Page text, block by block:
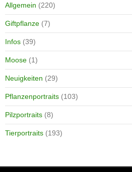
Allgemein (220)
Giftpflanze (7)
Infos (39)
Moose (1)
Neuigkeiten (29)
Pflanzenportraits (103)
Pilzportraits (8)
Tierportraits (193)